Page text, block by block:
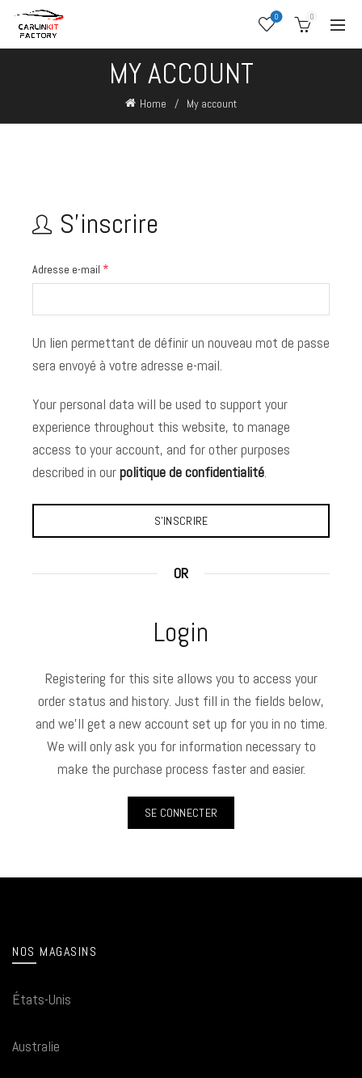
0 0
MY ACCOUNT
Home My account
S’inscrire
Adresse e-mail *
Un lien permettant de définir un nouveau mot de passe
sera envoyé à votre adresse e-mail.
Your personal data will be used to support your
experience throughout this website, to manage
access to your account, and for other purposes
described in ourpolitique de confidentialité.
S’INSCRIRE
OR
Login
Registering for this site allows you to access your
order status and history. Just fill in the fields below,
and we'll get a new account set up for you in no time.
We will only ask you for information necessary to
make the purchase process faster and easier.
SE CONNECTER
NOS MAGASINS
États-Unis
Australie